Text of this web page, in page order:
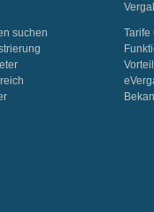
suchen
Tarife